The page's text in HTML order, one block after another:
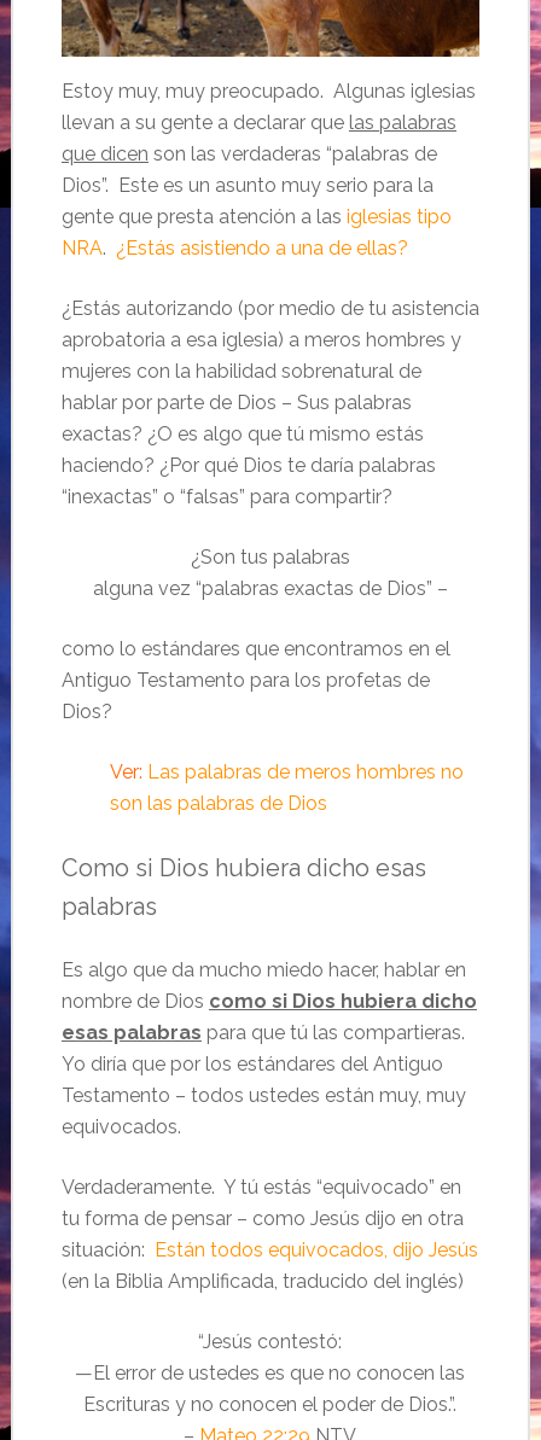
Estoy muy, muy preocupado. Algunas iglesias
llevan a su gente a declarar que las palabras
que dicen son las verdaderas “palabras de
Dios”. Este es un asunto muy serio para la
gente que presta atención a las iglesias tipo
NRA. ¿Estás asistiendo a una de ellas?
¿Estás autorizando (por medio de tu asistencia
aprobatoria a esa iglesia) a meros hombres y
mujeres con la habilidad sobrenatural de
hablar por parte de Dios – Sus palabras
exactas? ¿O es algo que tú mismo estás
haciendo? ¿Por qué Dios te daría palabras
“inexactas” o “falsas” para compartir?
¿Son tus palabras
alguna vez “palabras exactas de Dios” –
como lo estándares que encontramos en el
Antiguo Testamento para los profetas de
Dios?
Ver: Las palabras de meros hombres no
son las palabras de Dios
Como si Dios hubiera dicho esas
palabras
Es algo que da mucho miedo hacer, hablar en
nombre de Dios como si Dios hubiera dicho
esas palabras para que tú las compartieras.
Yo diría que por los estándares del Antiguo
Testamento – todos ustedes están muy, muy
equivocados.
Verdaderamente. Y tú estás “equivocado” en
tu forma de pensar – como Jesús dijo en otra
situación:
Están todos equivocados, dijo Jesús
(en la Biblia Amplificada, traducido del inglés)
“Jesús contestó:
—El error de ustedes es que no conocen las
Escrituras y no conocen el poder de Dios.”.